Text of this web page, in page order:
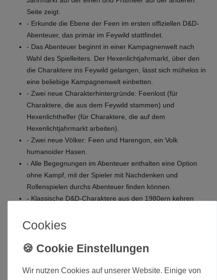
Seite zeigt.
- Erkunde die Ebene der Feen im ersten offiziellen D&D-
Abenteuer, das primär im Feywild stattfindet.
- Das Abenteuer beginnt in einer Kampagnenwelt nach
Wahl des Spielleiters. Der Hexenlichtjahrmarkt, über den
die Charaktere ins Feywild gelangen, lässt sich mühelos in
eine beliebige Kampagnenwelt einbetten.
- Zwei neue Charakterhintergründe: Feenlost (für
Charaktere, die aus dem Feywild stammen) und
Hexenlichthelfer (für Charaktere, die auf dem
Hexenlichtjahrmarkt arbeiten).
- Zwei neue Völker: Feen und Harengon, ein Volk
humanoider Hasen.
- Alle Begegnungen im Abenteuer enthalten eine Option
ohne Kampf, mit der Spieler mit Nachdenken und
Rollenspielen durchs Abenteuer finden können.
- Klassische D&D-Charaktere aus den 1980ern kehren
Zur Verwendung mit dem Spielerhandbuch, dem
Edition von D&D.
Cookies
Wir nutzen Cookies auf unserer Website. Einige von